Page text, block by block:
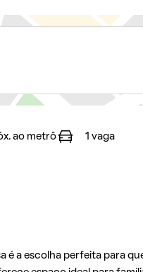
ao metrô 1 vaga
é a escolha perfeita para